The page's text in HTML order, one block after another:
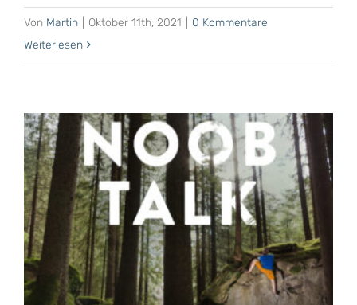
Von Martin Oktober 11th, 2021
0 Kommentare
Weiterlesen